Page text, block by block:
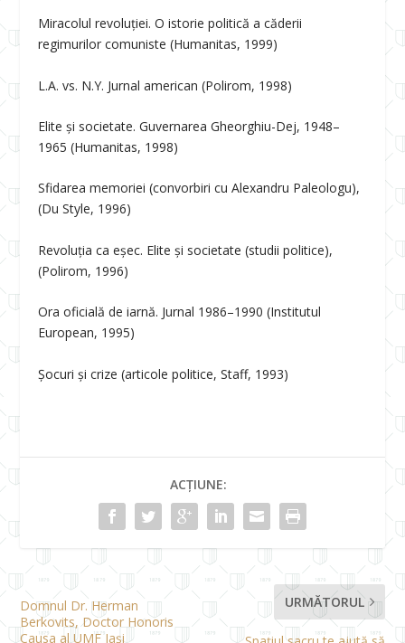
Miracolul revoluției. O istorie politică a căderii
regimurilor comuniste (Humanitas, 1999)
L.A. vs. N.Y. Jurnal american (Polirom, 1998)
Elite și societate. Guvernarea Gheorghiu-Dej, 1948–
1965 (Humanitas, 1998)
Sfidarea memoriei (convorbiri cu Alexandru Paleologu),
(Du Style, 1996)
Revoluția ca eșec. Elite și societate (studii politice),
(Polirom, 1996)
Ora oficială de iarnă. Jurnal 1986–1990 (Institutul
European, 1995)
Șocuri și crize (articole politice, Staff, 1993)
ACȚIUNE:
Domnul Dr. Herman
Berkovits, Doctor Honoris
Causa al UMF Iași
URMĂTORUL